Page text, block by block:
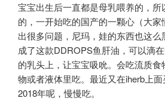
宝宝出生后一直都是母乳喂养的，
的，一开始吃的国产的一颗心（大
出很多问题，尼玛，娃的东西也这
成了这款DDROPS鱼肝油，可以滴
的乳头上，让宝宝吸吮。会吃流质
物或者液体里吃。最近又在iherb上
2018年呢，慢慢吃。